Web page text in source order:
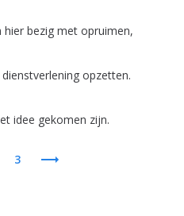
hier bezig met opruimen,
dienstverlening opzetten.
idee gekomen zijn.
3